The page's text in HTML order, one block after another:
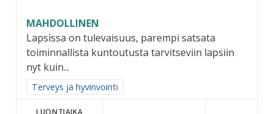
MAHDOLLINEN
Lapsissa on tulevaisuus, parempi satsata
toiminnallista kuntoutusta tarvitseviin lapsiin
nyt kuin...
Rajaa tulokset aihepiirin mukaan: Terveys ja hyvinvointi
Terveys ja hyvinvointi